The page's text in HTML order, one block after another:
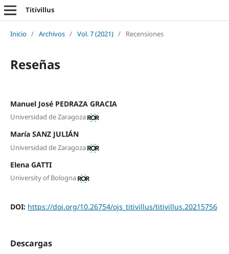
Titivillus
Inicio / Archivos / Vol. 7 (2021) / Recensiones
Reseñas
Manuel José PEDRAZA GRACIA
Universidad de Zaragoza
María SANZ JULIÁN
Universidad de Zaragoza
Elena GATTI
University of Bologna
DOI: https://doi.org/10.26754/ojs_titivillus/titivillus.20215756
Descargas